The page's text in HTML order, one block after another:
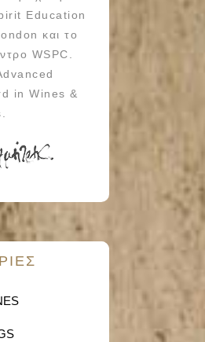
Education
και το
WSPC.
in Wines &